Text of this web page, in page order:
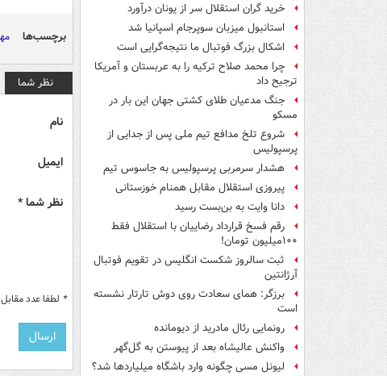
خرید گران استقلال سر از یونان درآورد
استانبول میزبان سوپرجام اسپانیا شد
اشکال بزرگ فوتبال ما نتیجه‌گرایی است
چرا محمد صلاح ترکیه را به عربستان و آمریکا
ترجیح داد
جنگ مدعیان طلای کشتی جهان این بار در
مسکو
شروع تلخ مدافع تیم ملی پس از جدایی از
پرسپولیس
هشدار سرمربی پرسپولیس به جاسوس تیم
پیروزی استقلال مقابل همنام خوزستانی
دانا وایت به بن‌بست رسید
رقم فسخ قرارداد رضاییان با استقلال فقط
۱۰۰میلیون تومان!
ثبت سالروز شکست انگلیس در تقویم فوتبال
آرژانتین
برزگر: همای سعادت روی دوش تارتار نشسته
است
رونمایی رئال مادرید از دیومانده
واکنش عالیشاه بعد از پیوستن به گل‌گهر
لیونل مسی چگونه وارد باشگاه میلیاردها شد؟
برچسب‌ها
نظر شما
نام
ایمیل
نظر شما *
* لطفا عدد